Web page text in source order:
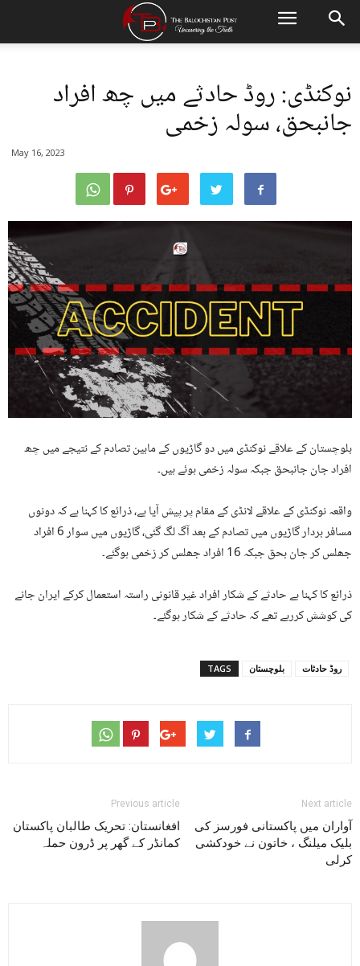
نوکنڈی: روڈ حادثے میں چھ افراد
جانبحق، سولہ زخمی
May 16, 2023
بلوچستان کے علاقے نوکنڈی میں دو گاڑیوں کے مابین تصادم کے نتیجے میں چھ
افراد جان جانبحق جبکہ سولہ زخمی ہوئے ہیں۔
واقعہ نوکنڈی کے علاقے لانڈی کے مقام پر پیش آیا ہے، ذرائع کا کہنا ہے کہ دونوں
مسافر بردار گاڑیوں میں تصادم کے بعد آگ لگ گئی، گاڑیوں میں سوار 6 افراد
جھلس کر جان بحق جبکہ 16 افراد جھلس کر زخمی ہوگئے۔
ذرائع کا کہنا ہے حادثے کے شکار افراد غیر قانونی راستہ استعمال کرکے ایران جانے
کی کوشش کررہے تھے کہ حادثے کے شکار ہوگئے۔
TAGS بلوچستان روڈ حادثات
Previous article
افغانستان: تحریک طالبان پاکستان
کمانڈر کے گھر پر ڈرون حملہ
Next article
آواران میں پاکستانی فورسز کی
بلیک میلنگ ، خاتون نے خودکشی
کرلی